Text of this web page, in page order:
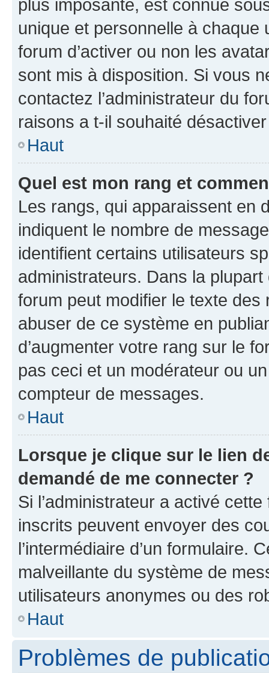
plus imposante, est connue
unique et personnelle à chaque
forum d’activer ou non les
sont mis à disposition. Si vous
contactez l’administrateur du
raisons a t-il souhaité
Haut
Quel est mon rang et
Les rangs, qui apparaissent en
indiquent le nombre de
identifient certains utilisateurs
administrateurs. Dans la
forum peut modifier le texte
abuser de ce système en
d’augmenter votre rang sur le
pas ceci et un modérateur ou
compteur de messages.
Haut
Lorsque je clique sur le lien
demandé de me connecter ?
Si l’administrateur a activé
inscrits peuvent envoyer des
l’intermédiaire d’un formulaire.
malveillante du système de
utilisateurs anonymes ou des
Haut
Problèmes de